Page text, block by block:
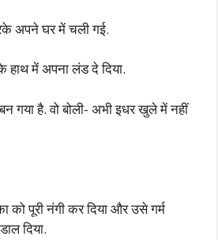
अपने घर में चली गई.
हाथ में अपना लंड दे दिया.
गया है. वो बोली- अभी इधर खुले में नहीं
पूरी नंगी कर दिया और उसे गर्म
दिया.